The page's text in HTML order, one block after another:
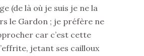
(de là où je suis je ne la
le Gardon ; je préfère ne
car c’est cette
jetant ses cailloux